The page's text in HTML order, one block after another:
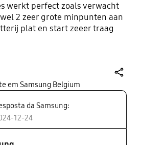
werkt perfect zoals verwacht
2 zeer grote minpunten aan
plat en start zeeer traag
em Samsung Belgium
da Samsung:
12-24